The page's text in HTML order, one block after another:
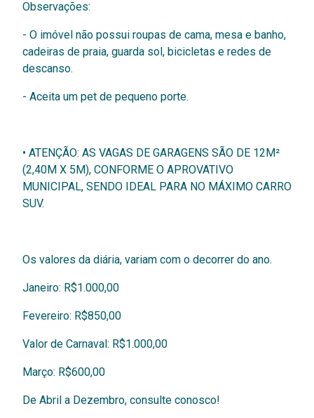
Observações:
- O imóvel não possui roupas de cama, mesa e banho,
cadeiras de praia, guarda sol, bicicletas e redes de
descanso.
- Aceita um pet de pequeno porte.
• ATENÇÃO: AS VAGAS DE GARAGENS SÃO DE 12M²
(2,40M X 5M), CONFORME O APROVATIVO
MUNICIPAL, SENDO IDEAL PARA NO MÁXIMO CARRO
SUV.
Os valores da diária, variam com o decorrer do ano.
Janeiro: R$1.000,00
Fevereiro: R$850,00
Valor de Carnaval: R$1.000,00
Março: R$600,00
De Abril a Dezembro, consulte conosco!